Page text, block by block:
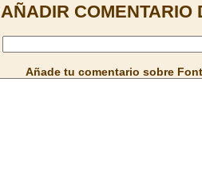
AÑADIR COMENTARIO
Añade tu comentario sobre